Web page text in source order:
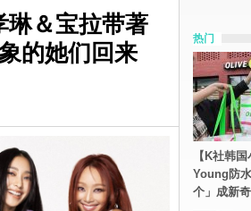
琳＆宝拉带著
的她们回来
热门
【K社韩
Young防
个」成新